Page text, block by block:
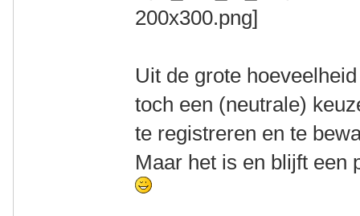
Uit de grote
toch een (neutrale)
te registreren en te
Maar het is en blijft